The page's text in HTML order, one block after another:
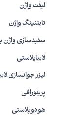
لیفت واژن
تایتنینگ واژن
سفیدسازی واژن با
لابیاپلاستی
ليزر جوانسازی
پرینورافی
هودوپلاستی
آیا استفاده از
ارائه دهندۀ
(دیلاتور) را
شده و به این
است پس از عمل
پس از عمل